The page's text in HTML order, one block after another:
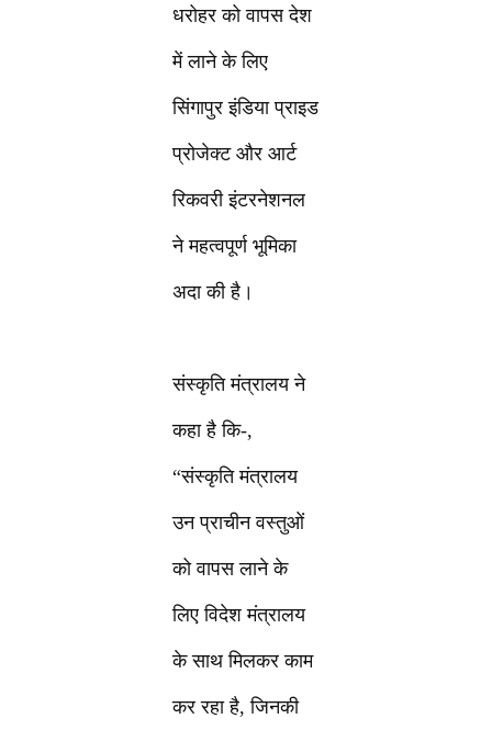
धरोहर को वापस देश
में लाने के लिए
सिंगापुर इंडिया प्राइड
प्रोजेक्ट और आर्ट
रिकवरी इंटरनेशनल
ने महत्वपूर्ण भूमिका
अदा की है।
संस्कृति मंत्रालय ने
कहा है कि-,
“संस्कृति मंत्रालय
उन प्राचीन वस्तुओं
को वापस लाने के
लिए विदेश मंत्रालय
के साथ मिलकर काम
कर रहा है, जिनकी